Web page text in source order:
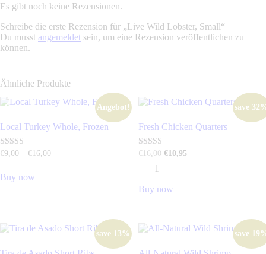
Es gibt noch keine Rezensionen.
Schreibe die erste Rezension für „Live Wild Lobster, Small“
Du musst angemeldet sein, um eine Rezension veröffentlichen zu
können.
Ähnliche Produkte
Angebot!
Local Turkey Whole, Frozen
Bewertet mit
€9, 00 – €16, 00
Buy now
Varianten
Die
save
Fresh Chicken Quarters
Bewertet mit
von 5
€16,00 Ursprünglicher
0
€10,95Aktueller
Fresh
Quarters
Buy now
save 13% save